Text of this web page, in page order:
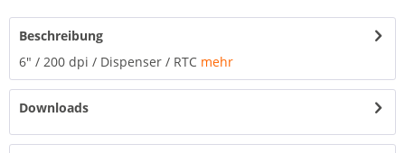
Beschreibung
6" / 200 dpi / Dispenser / RTC mehr
Downloads